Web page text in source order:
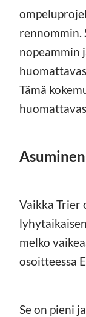
rennommin.
nopeammin
Tämä
Asuminen
Vaikka Trier
melko
osoitteessa
Se on pieni